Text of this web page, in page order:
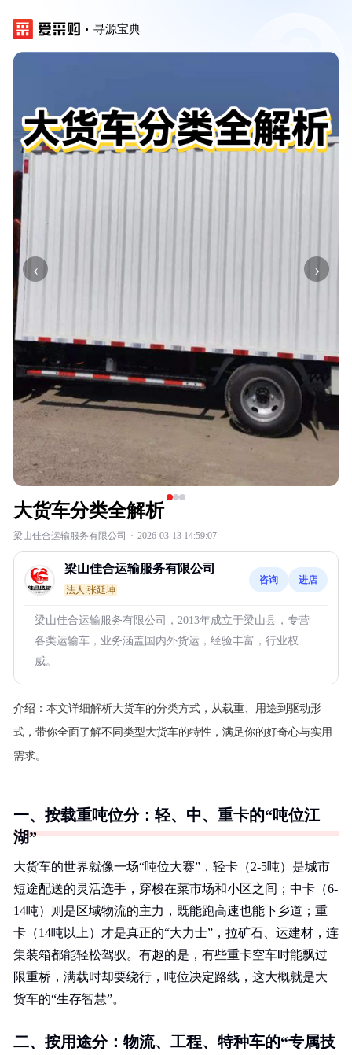
寻源宝典
‹ ›
大货车分类全解析
梁山佳合运输服务有限公司 · 2026-03-13 14:59:07
梁山佳合运输服务有限公司
法人:张延坤
咨询 进店
梁山佳合运输服务有限公司，2013年成立于梁山县，专营
各类运输车，业务涵盖国内外货运，经验丰富，行业权
威。
介绍： 本文详细解析大货车的分类方式，从载重、用途到驱动形
式，带你全面了解不同类型大货车的特性，满足你的好奇心与实用
需求。
一、按载重吨位分：轻、中、重卡的“吨位江
湖”
大货车的世界就像一场“吨位大赛”，轻卡（2-5吨）是城市
短途配送的灵活选手，穿梭在菜市场和小区之间；中卡（6-
14吨）则是区域物流的主力，既能跑高速也能下乡道；重
卡（14吨以上）才是真正的“大力士”，拉矿石、运建材，连
集装箱都能轻松驾驭。有趣的是，有些重卡空车时能飘过
限重桥，满载时却要绕行，吨位决定路线，这大概就是大
货车的“生存智慧”。
二、按用途分：物流、工程、特种车的“专属技